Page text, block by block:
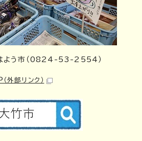
はよう市（0824-53-2554）
（外部リンク）